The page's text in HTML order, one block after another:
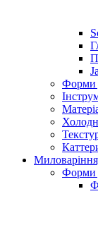
Форми
Форми